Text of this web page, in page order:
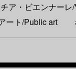
ア・ビエンナー
ート/Public art